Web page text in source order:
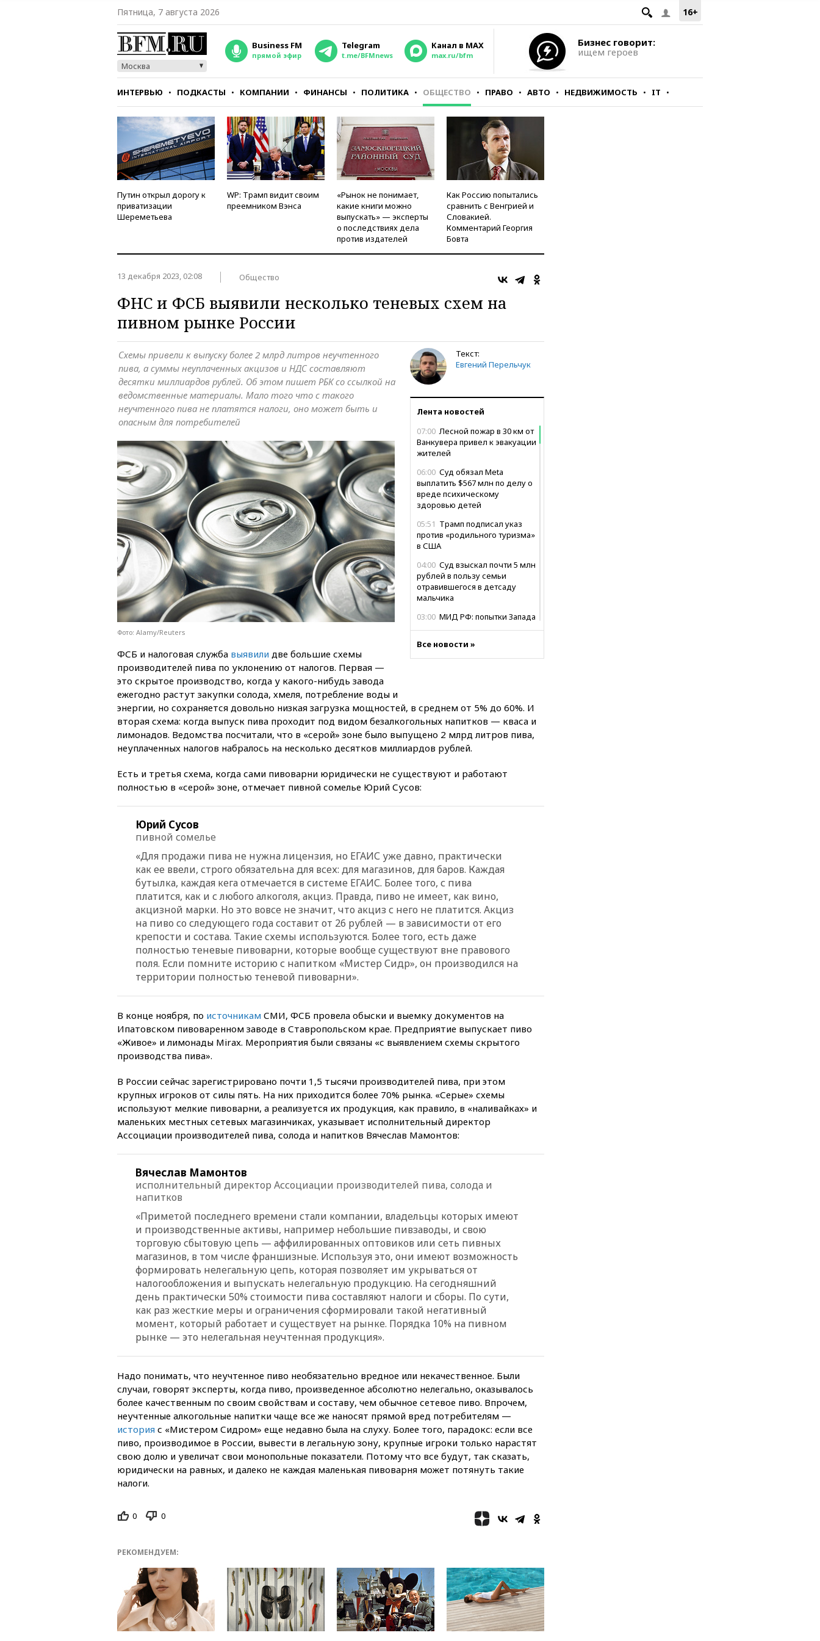
16+
Пятница, 7 августа 2026
Москва
Business FM
прямой эфир
Telegram
t.me/BFMnews
Канал в MAX
max.ru/bfm
Бизнес говорит:
ищем героев
ИНТЕРВЬЮ ПОДКАСТЫ КОМПАНИИ ФИНАНСЫ ПОЛИТИКА ОБЩЕСТВО ПРАВО АВТО НЕДВИЖИМОСТЬ IT
СТИЛЬ ТЕСТЫ
Путин открыл дорогу к
приватизации
Шереметьева
WP: Трамп видит своим
преемником Вэнса
«Рынок не понимает,
какие книги можно
выпускать» — эксперты
о последствиях дела
против издателей
Как Россию попытались
сравнить с Венгрией и
Словакией.
Комментарий Георгия
Бовта
13 декабря 2023, 02:08 Общество
ФНС и ФСБ выявили несколько теневых схем на
пивном рынке России
Текст:
Евгений Перельчук
Лента новостей
07:00 Лесной пожар в 30 км от
Ванкувера привел к эвакуации
жителей
06:00 Суд обязал Meta
выплатить $567 млн по делу о
вреде психическому
здоровью детей
05:51 Трамп подписал указ
против «родильного туризма»
в США
04:00 Суд взыскал почти 5 млн
рублей в пользу семьи
отравившегося в детсаду
мальчика
03:00 МИД РФ: попытки Запада
02:00Ни один водоем Англии
нуждаются в дальнобойных
ракетах и системах Patriot
00:01 Трамп заявил о
необходимости пополнения
вчера, 23:28 Слуцкий призвал
признать «Яблоко»
время урагана
вчера, 22:55В Москве в
пятницу ожидаются ливни
вчера, 22:35Винисиус
продлил контракт с «Реалом»
до 2032 года
вчера, 22:28Отказаться от
российского гражданства
станет значительно дороже
гвардейскую десантно-
легендарной
вчера, 22:15
Путин заслушал
доклад о ситуации на
вчера, 21:58
признала нежелательным в
РФ американский Human
Rights Foundation
вчера, 21:35
«Аэрофлот»
отменяет часть рейсов в Сочи
выиграл золото чемпионата
Европы в прыжках с 10-
вчера, 21:10РФ не получала
обращений о прекращении
концессии строительства ж/д
в Армении
вчера, 21:00 В России вновь
обсуждают эксперимент по
онлайн-продаже алкоголя
вчера, 20:45Матвиенко:
россиянам могут
сбила еще 281 украинский
беспилотник над Россией
вчера, 20:27Ямпольская
призвала оптимизировать
олимпиады для поступления в
вузы
вчера, 20:15 Минтранс
предложил оплачивать
Зеленский 8
августа посетит Сербию с
отмене ЕГЭ
вчера, 19:50Аэропорты Сочи и
Ярославля приостановили
работу
вчера, 19:35WP: Трамп
Все новости »
Схемы привели к выпуску более 2 млрд литров неучтенного
пива, а суммы неуплаченных акцизов и НДС составляют
десятки миллиардов рублей. Об этом пишет РБК со ссылкой на
ведомственные материалы. Мало того что с такого
неучтенного пива не платятся налоги, оно может быть и
опасным для потребителей
Фото: Alamy/Reuters
ФСБ и налоговая служба выявили две большие схемы
производителей пива по уклонению от налогов. Первая —
это скрытое производство, когда у какого-нибудь завода
ежегодно растут закупки солода, хмеля, потребление воды и
энергии, но сохраняется довольно низкая загрузка мощностей, в среднем от 5% до 60%. И
вторая схема: когда выпуск пива проходит под видом безалкогольных напитков — кваса и
лимонадов. Ведомства посчитали, что в «серой» зоне было выпущено 2 млрд литров пива,
неуплаченных налогов набралось на несколько десятков миллиардов рублей.
Есть и третья схема, когда сами пивоварни юридически не существуют и работают
полностью в «серой» зоне, отмечает пивной сомелье Юрий Сусов:
Юрий Сусов
пивной сомелье
«Для продажи пива не нужна лицензия, но ЕГАИС уже давно, практически
как ее ввели, строго обязательна для всех: для магазинов, для баров. Каждая
бутылка, каждая кега отмечается в системе ЕГАИС. Более того, с пива
платится, как и с любого алкоголя, акциз. Правда, пиво не имеет, как вино,
акцизной марки. Но это вовсе не значит, что акциз с него не платится. Акциз
на пиво со следующего года составит от 26 рублей — в зависимости от его
крепости и состава. Такие схемы используются. Более того, есть даже
полностью теневые пивоварни, которые вообще существуют вне правового
поля. Если помните историю с напитком «Мистер Сидр», он производился на
территории полностью теневой пивоварни».
В конце ноября, по источникам СМИ, ФСБ провела обыски и выемку документов на
Ипатовском пивоваренном заводе в Ставропольском крае. Предприятие выпускает пиво
«Живое» и лимонады Mirax. Мероприятия были связаны «с выявлением схемы скрытого
производства пива».
В России сейчас зарегистрировано почти 1,5 тысячи производителей пива, при этом
крупных игроков от силы пять. На них приходится более 70% рынка. «Серые» схемы
используют мелкие пивоварни, а реализуется их продукция, как правило, в «наливайках» и
маленьких местных сетевых магазинчиках, указывает исполнительный директор
Ассоциации производителей пива, солода и напитков Вячеслав Мамонтов:
Вячеслав Мамонтов
исполнительный директор Ассоциации производителей пива, солода и
напитков
«Приметой последнего времени стали компании, владельцы которых имеют
и производственные активы, например небольшие пивзаводы, и свою
торговую сбытовую цепь — аффилированных оптовиков или сеть пивных
магазинов, в том числе франшизные. Используя это, они имеют возможность
формировать нелегальную цепь, которая позволяет им укрываться от
налогообложения и выпускать нелегальную продукцию. На сегодняшний
день практически 50% стоимости пива составляют налоги и сборы. По сути,
как раз жесткие меры и ограничения сформировали такой негативный
момент, который работает и существует на рынке. Порядка 10% на пивном
рынке — это нелегальная неучтенная продукция».
Надо понимать, что неучтенное пиво необязательно вредное или некачественное. Были
случаи, говорят эксперты, когда пиво, произведенное абсолютно нелегально, оказывалось
более качественным по своим свойствам и составу, чем обычное сетевое пиво. Впрочем,
неучтенные алкогольные напитки чаще все же наносят прямой вред потребителям —
история с «Мистером Сидром» еще недавно была на слуху. Более того, парадокс: если все
пиво, производимое в России, вывести в легальную зону, крупные игроки только нарастят
свою долю и увеличат свои монопольные показатели. Потому что все будут, так сказать,
юридически на равных, и далеко не каждая маленькая пивоварня может потянуть такие
налоги.
0 0
РЕКОМЕНДУЕМ: